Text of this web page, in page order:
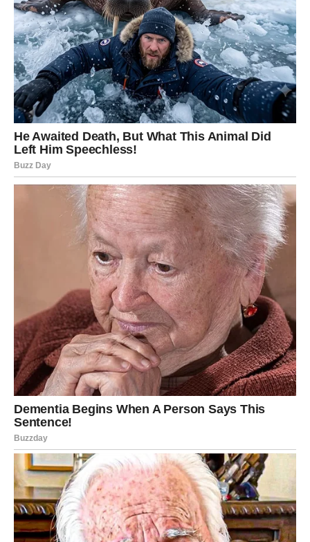
Na kraju, dolazimo do situacije kada vasdrži “na rezervi”.
Ne želi da vas izgubi, ali ni ne želi da se posveti ozbiljnoj vezi.
Vi ste tu kad njemu zatreba, a kada mu trebate vi, on nestaje.
Obećanja da će se stvari promeniti ostaju samo reči, dok on
nastavlja da vas drži u toj sivoj zoni, bez definisanog odnosa.
Ova nesigurnost i emocionalna nepovezanost samo vas
iscrpljuju, a vi ostajete u odnosu koji vam ne donosi ništa osim
pitanja i bola.
Ovi znakovi su jasno prepoznatljive “crvene zastavice”
koje je teško ignorisati. Kada primetite ovakve promene u
ponašanju, važno je da se zapitate:Da li je ovo zaista
Ako ostajete u vezi u kojoj vam neko stalno daje
minimum, bez ikakvog truda da vas stvarno voli, postavite
sebi pitanje:Zaslužujete li više?
Žene ne treba da se bore da zadrže ljubav u kojoj nisu
ravnopravne.Zaslužujete ljubavu kojoj ste poštovani, gde se
trud uložen u odnos reciprocira. Na kraju, važno je prepoznati
te “crvene zastavice” na vreme, jer emocionalna sreća i
stabilnost nikada ne bi smeli biti opcija.
Oglasi